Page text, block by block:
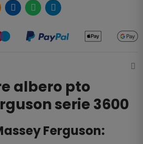
albero pto
serie 3600
Ferguson: